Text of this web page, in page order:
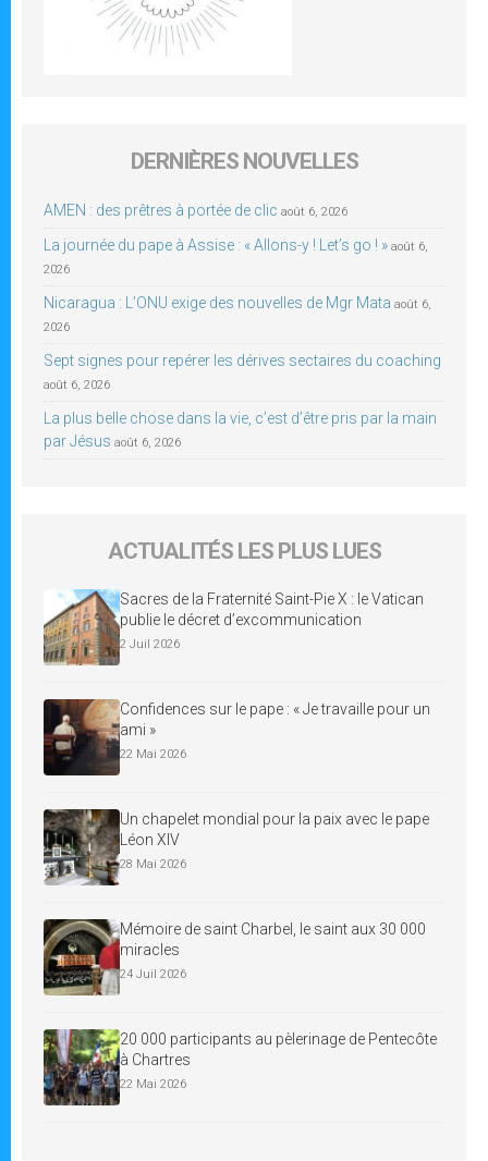
DERNIÈRES NOUVELLES
AMEN : des prêtres à portée de clic août 6, 2026
La journée du pape à Assise : « Allons-y ! Let’s go ! » août 6,
2026
Nicaragua : L’ONU exige des nouvelles de Mgr Mata août 6,
2026
Sept signes pour repérer les dérives sectaires du coaching
août 6, 2026
La plus belle chose dans la vie, c’est d’être pris par la main
par Jésus août 6, 2026
ACTUALITÉS LES PLUS LUES
Sacres de la Fraternité Saint-Pie X : le Vatican
publie le décret d’excommunication
2 Juil 2026
Confidences sur le pape : « Je travaille pour un
ami »
22 Mai 2026
Un chapelet mondial pour la paix avec le pape
Léon XIV
28 Mai 2026
Mémoire de saint Charbel, le saint aux 30 000
miracles
24 Juil 2026
20 000 participants au pèlerinage de Pentecôte
à Chartres
22 Mai 2026